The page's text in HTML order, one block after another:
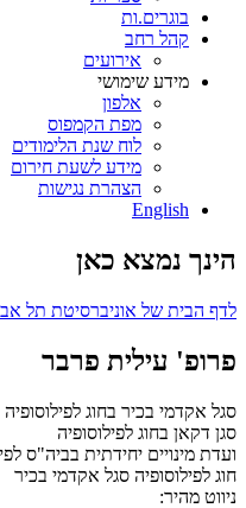
בוגרים.ות
קהל רחב
אירועים
מידע שימושי
אלפון
מפת הקמפוס
לוח שנת הלימודים
מידע לשעת חירום
הצהרת נגישות
English
הינך נמצא כאן
לדף הבית של אוניברסיטת תל
פרופ' עילית פרבר
סגל אקדמי בכיר בחוג לפילוסופיה
סגן דקאן בחוג לפילוסופיה
ועדת מינויים יחידתית בביה"ס
חוג לפילוסופיה סגל אקדמי בכיר
ניווט מהיר: